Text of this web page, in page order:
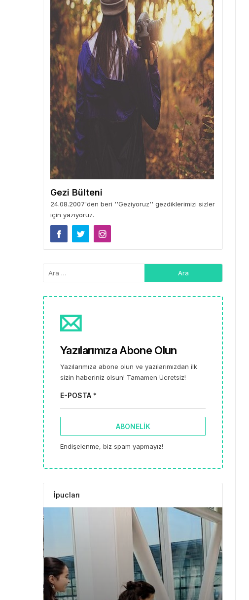
Gezi Bülteni
24.08.2007'den beri ''Geziyoruz'' gezdiklerimizi sizler
için yazıyoruz.
Yazılarımıza Abone Olun
Yazılarımıza abone olun ve yazılarımızdan ilk
sizin haberiniz olsun! Tamamen Ücretsiz!
E-POSTA *
ABONELIK
Endişelenme, biz spam yapmayız!
İpucları